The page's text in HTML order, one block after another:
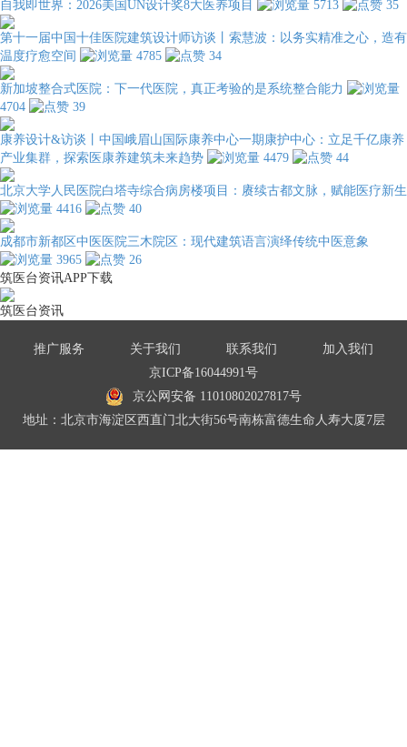
自我即世界：2026美国UN设计奖8大医养项目 5713 35
第十一届中国十佳医院建筑设计师访谈丨索慧波：以务实精准之心，造有
温度疗愈空间
4785 34
新加坡整合式医院：下一代医院，真正考验的是系统整合能力
4704
39
康养设计&访谈丨中国峨眉山国际康养中心一期康护中心：立足千亿康养
产业集群，探索医康养建筑未来趋势
4479 44
北京大学人民医院白塔寺综合病房楼项目：赓续古都文脉，赋能医疗新生
4416
40
成都市新都区中医医院三木院区：现代建筑语言演绎传统中医意象
3965
26
筑医台资讯APP下载
筑医台资讯
推广服务 关于我们 联系我们
加入我们
京ICP备16044991号
京公网安备 11010802027817号
地址：北京市海淀区西直门北大街56号南栋富德生命人寿大厦7层